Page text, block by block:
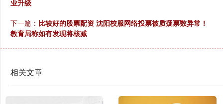
业升级
下一篇： 比较好的股票配资 沈阳校服网络投票被质疑票数异常！
教育局称如有发现将核减
相关文章